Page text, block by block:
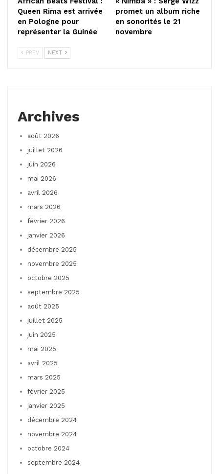
Queen Rima est arrivée
en Pologne pour
représenter la Guinée
promet un album riche
en sonorités le 21
novembre
PREV NEXT
Archives
août 2026
juillet 2026
juin 2026
mai 2026
avril 2026
mars 2026
février 2026
janvier 2026
décembre 2025
novembre 2025
octobre 2025
septembre 2025
août 2025
juillet 2025
juin 2025
mai 2025
avril 2025
mars 2025
février 2025
janvier 2025
décembre 2024
novembre 2024
octobre 2024
septembre 2024